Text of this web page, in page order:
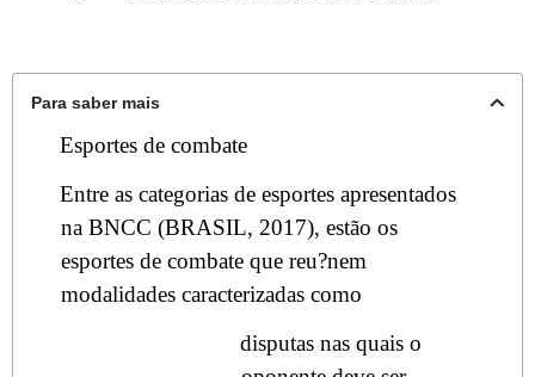
Para saber mais
Esportes de combate
Entre as categorias de esportes apresentados
na BNCC (BRASIL, 2017), estão os
esportes de combate que reu?nem
modalidades caracterizadas como
disputas nas quais o